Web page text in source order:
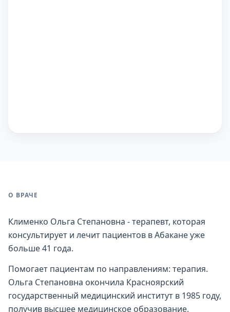
О ВРАЧЕ
Клименко Ольга Степановна - терапевт, которая
консультирует и лечит пациентов в Абакане уже
больше 41 года.
Помогает пациентам по направлениям: терапия.
Ольга Степановна окончила Красноярский
государственный медицинский институт в 1985 году,
получив высшее медицинское образование.